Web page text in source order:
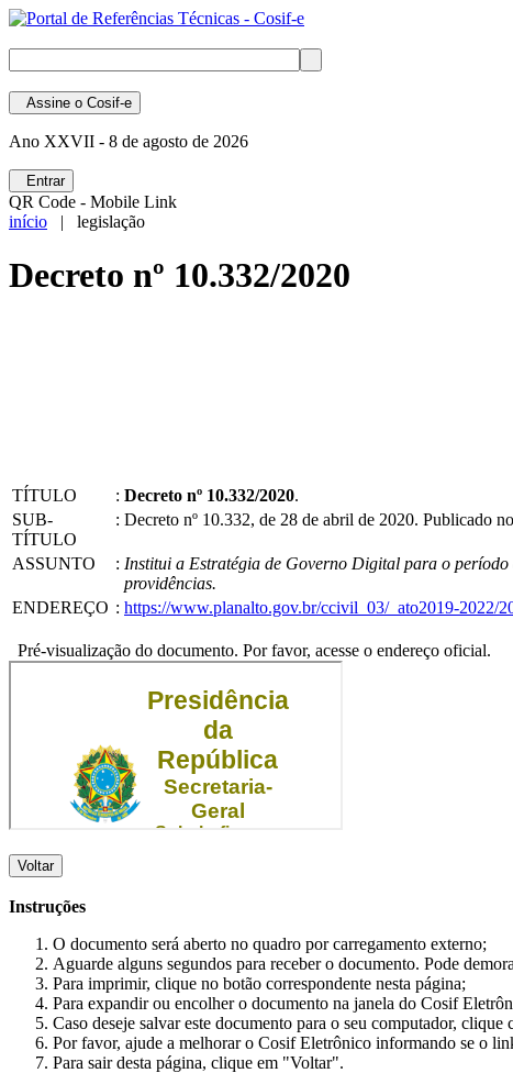
Assine o Cosif-e
Ano XXVII - 8 de agosto de 2026
Entrar
QR Code - Mobile Link
início | legislação
Decreto nº 10.332/2020
TÍTULO : Decreto nº 10.332/2020.
SUB-
TÍTULO
: Decreto nº 10.332, de 28 de abril de 2020. Publicado
ASSUNTO : Institui a Estratégia de Governo Digital para o
providências.
ENDEREÇO : https://www.planalto.gov.br/ccivil_03/_ato2019-2022/
Pré-visualização do documento. Por favor, acesse o endereço oficial.
Voltar
Instruções
O documento será aberto no quadro por carregamento externo;
Aguarde alguns segundos para receber o documento. Pode
Para imprimir, clique no botão correspondente nesta página;
Para expandir ou encolher o documento na janela do Cosif
Caso deseje salvar este documento para o seu computador,
Por favor, ajude a melhorar o Cosif Eletrônico informando se o
Para sair desta página, clique em "Voltar".